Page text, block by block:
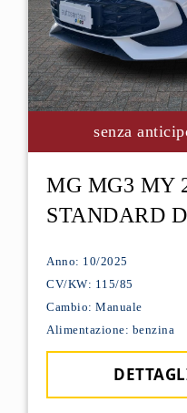
senza
MG MG3 MY
STANDARD
Anno: 10/2025
CV/KW: 115/85
Cambio: Manuale
Alimentazione: benzina